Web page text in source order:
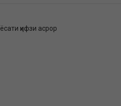
ҳифзи асрор